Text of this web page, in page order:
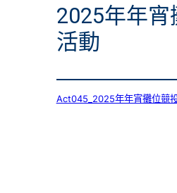
學校通告
2025年年宵
活動
Act045_2025年年宵攤位競